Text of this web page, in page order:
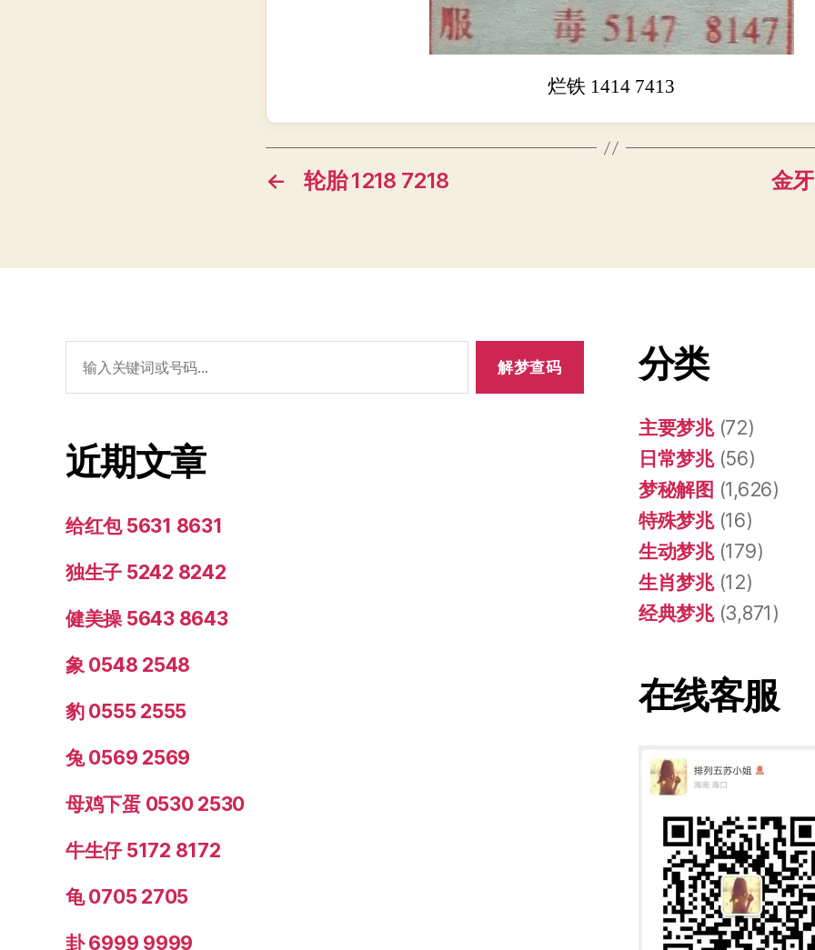
烂铁 1414 7413
← 轮胎 1218 7218 金
索：
近期文章
给红包 5631 8631
独生子 5242 8242
健美操 5643 8643
象 0548 2548
豹 0555 2555
兔 0569 2569
母鸡下蛋 0530 2530
牛生仔 5172 8172
龟 0705 2705
卦 6999 9999
分类
主要梦兆(72)
日常梦兆(56)
梦秘解图 (1,626)
特殊梦兆(16)
生动梦兆(179)
生肖梦兆(12)
经典梦兆(3,871)
在线客服